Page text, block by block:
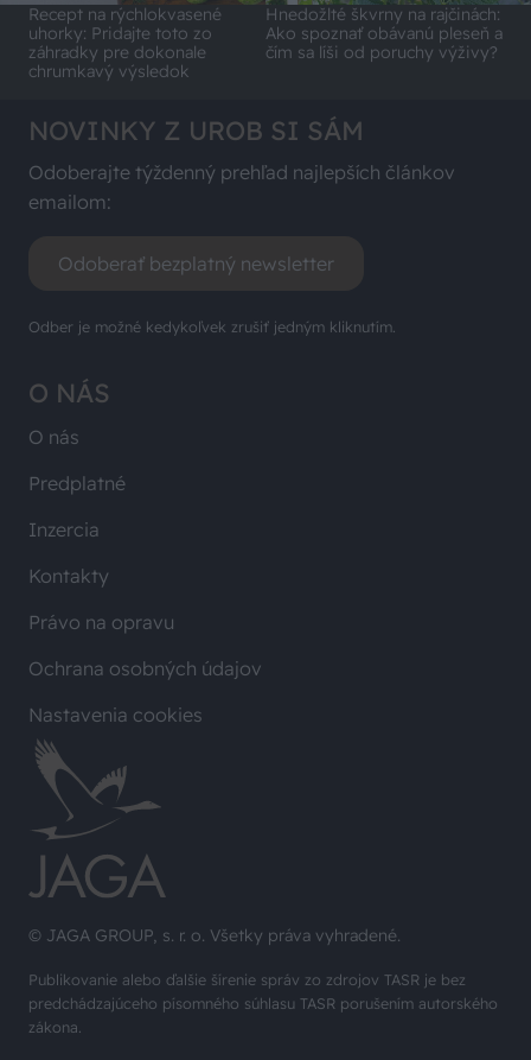
Recept na rýchlokvasené
uhorky: Pridajte toto zo
záhradky pre dokonale
chrumkavý výsledok
Hnedožlté škvrny na rajčinách:
Ako spoznať obávanú pleseň a
čím sa líši od poruchy výživy?
© JAGA GROUP, s. r. o. Všetky práva vyhradené.
Publikovanie alebo ďalšie šírenie správ zo zdrojov TASR je bez
predchádzajúceho písomného súhlasu TASR porušením autorského
zákona.
O NÁS
O nás
Predplatné
Inzercia
Kontakty
Právo na opravu
Ochrana osobných údajov
Nastavenia cookies
NOVINKY Z UROB SI SÁM
Odoberajte týždenný prehľad najlepších článkov
emailom:
Odoberať bezplatný newsletter
Odber je možné kedykoľvek zrušiť jedným kliknutím.